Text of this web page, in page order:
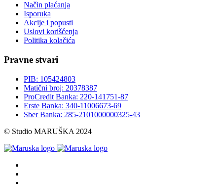
Način plaćanja
Isporuka
Akcije i popusti
Uslovi korišćenja
Politika kolačića
Pravne stvari
PIB: 105424803
Matični broj: 20378387
ProCredit Banka: 220-141751-87
Erste Banka: 340-11006673-69
Sber Banka: 285-2101000000325-43
© Studio MARUŠKA 2024